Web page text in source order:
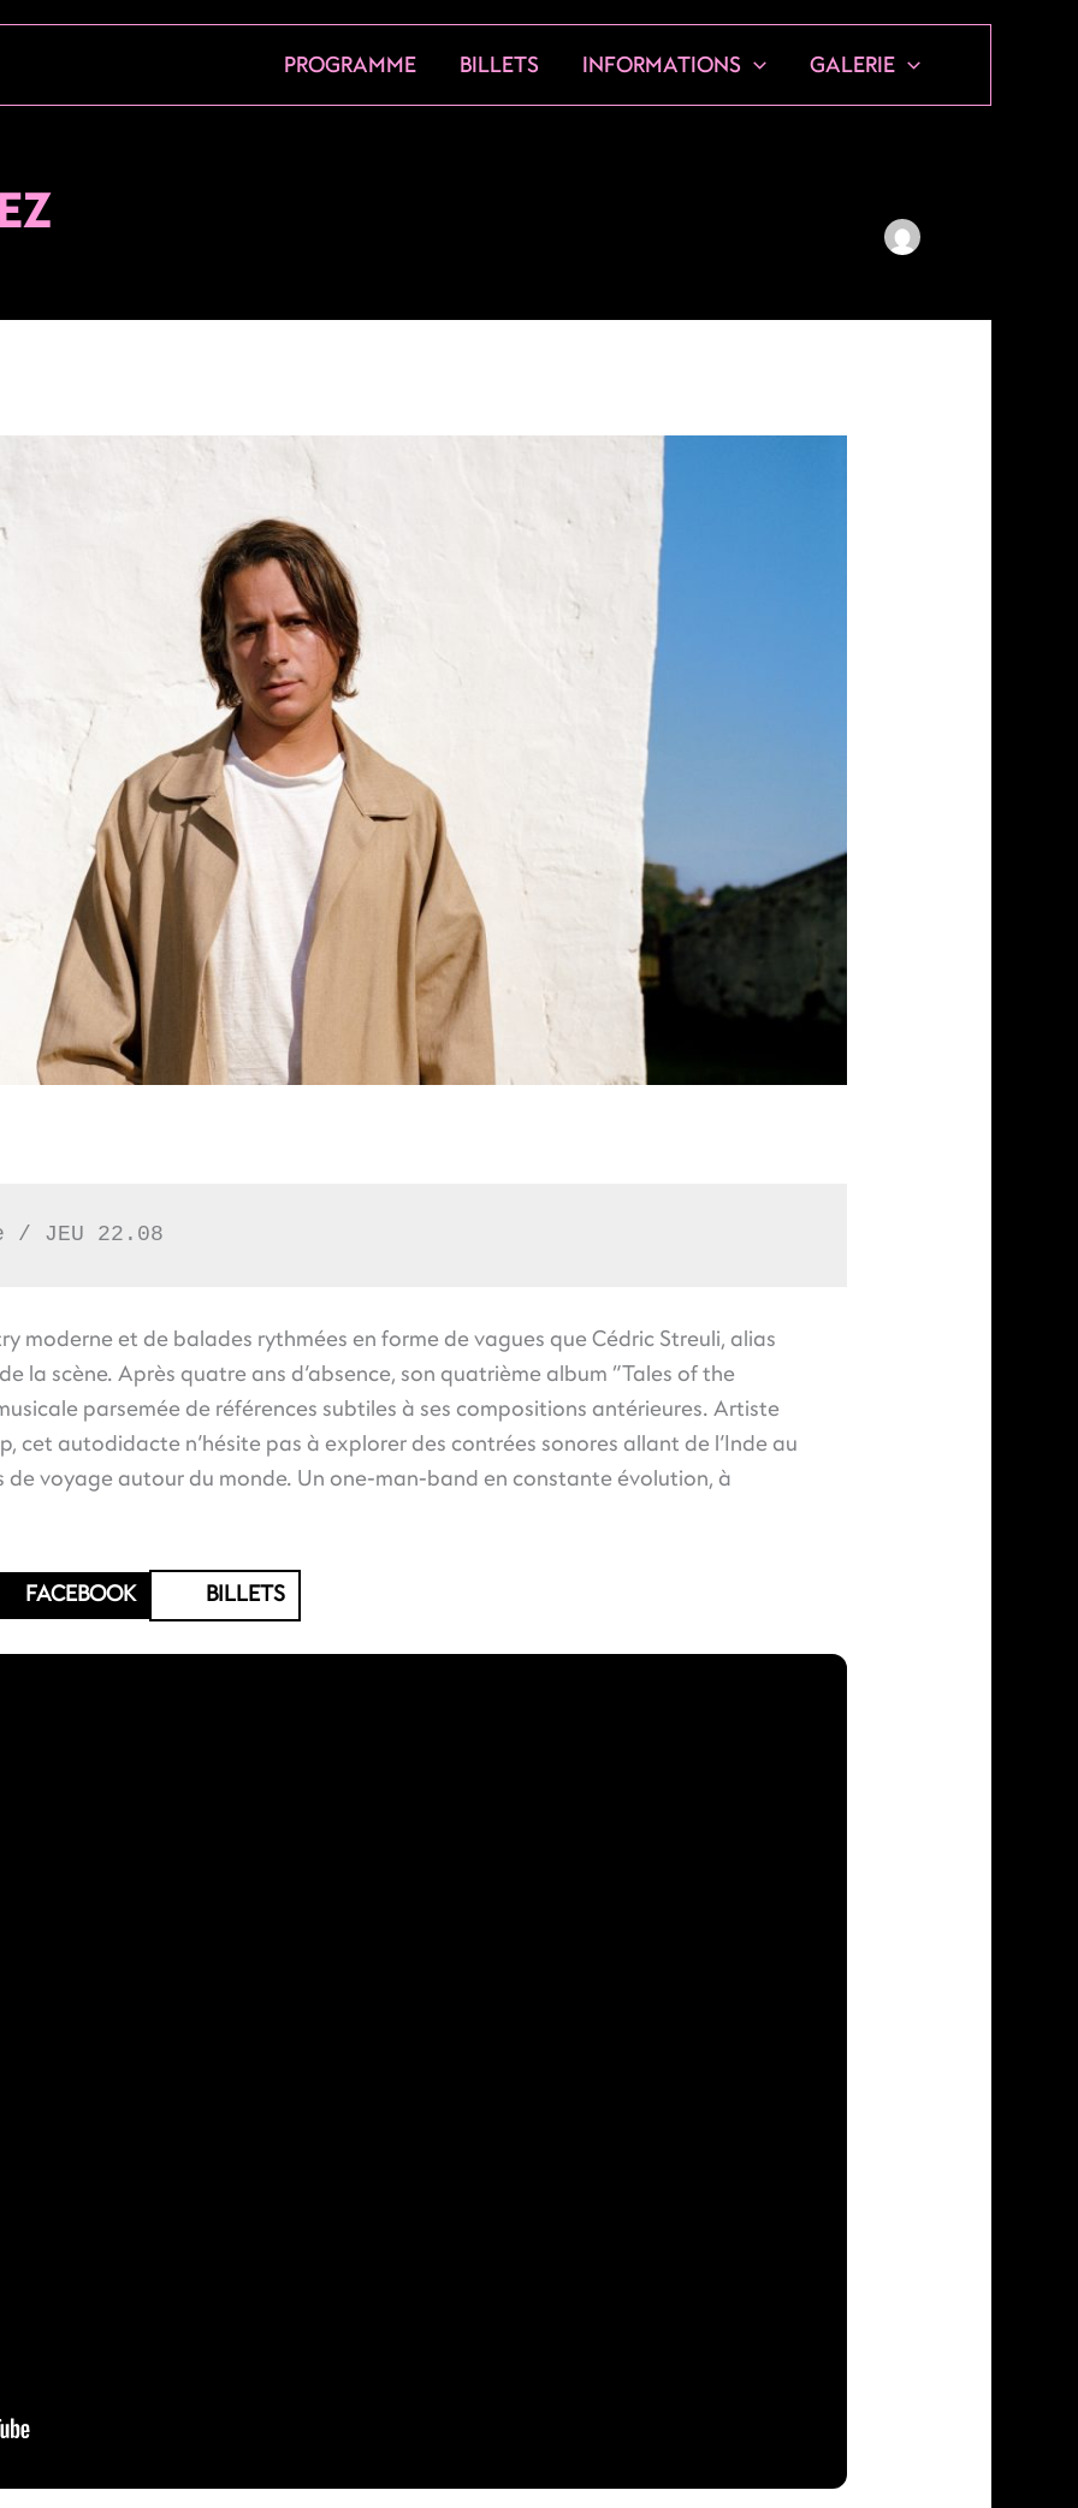
PROGRAMME BILLETS INFORMATIONS GALERIE
/ JEU 22.08
moderne et de balades rythmées en forme de vagues que Cédric Streuli, alias
la scène. Après quatre ans d’absence, son quatrième album “Tales of the
parsemée de références subtiles à ses compositions antérieures. Artiste
cet autodidacte n’hésite pas à explorer des contrées sonores allant de l’Inde au
de voyage autour du monde. Un one-man-band en constante évolution, à
FACEBOOK BILLETS